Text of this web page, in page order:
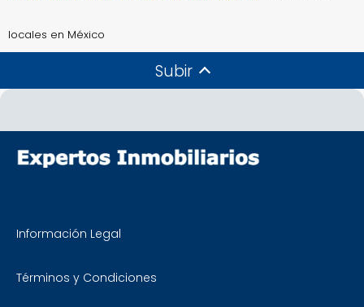
locales en México
Subir
Información Legal
Términos y Condiciones